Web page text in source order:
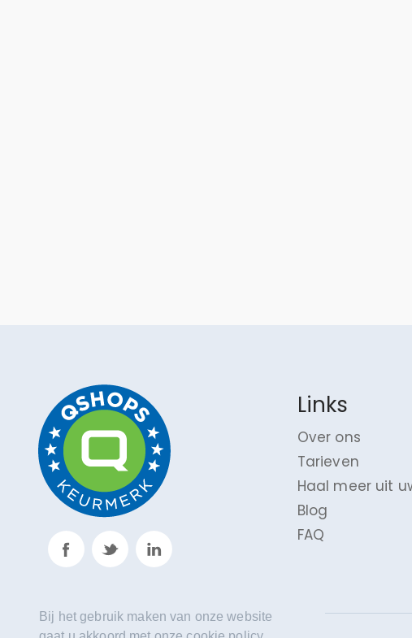
Bij het gebruik maken van onze website
Links
Over ons
Tarieven
Haal meer uit
Blog
FAQ